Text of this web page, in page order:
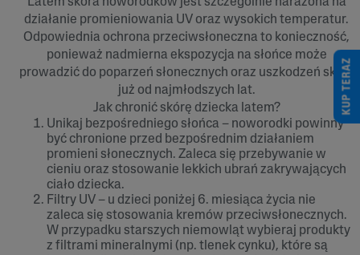
działanie promieniowania UV oraz wysokich temperatur.
Odpowiednia ochrona przeciwsłoneczna to konieczność,
ponieważ nadmierna ekspozycja na słońce może
prowadzić do poparzeń słonecznych oraz uszkodzeń skóry
już od najmłodszych lat.
Jak chronić skórę dziecka latem?
Unikaj bezpośredniego słońca – noworodki powinny
być chronione przed bezpośrednim działaniem
promieni słonecznych. Zaleca się przebywanie w
cieniu oraz stosowanie lekkich ubrań zakrywających
ciało dziecka.
Filtry UV – u dzieci poniżej 6. miesiąca życia nie
zaleca się stosowania kremów przeciwsłonecznych.
W przypadku starszych niemowląt wybieraj produkty
z filtrami mineralnymi (np. tlenek cynku), które są
KUP TERAZ